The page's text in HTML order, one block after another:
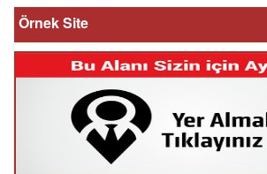
Örnek Site